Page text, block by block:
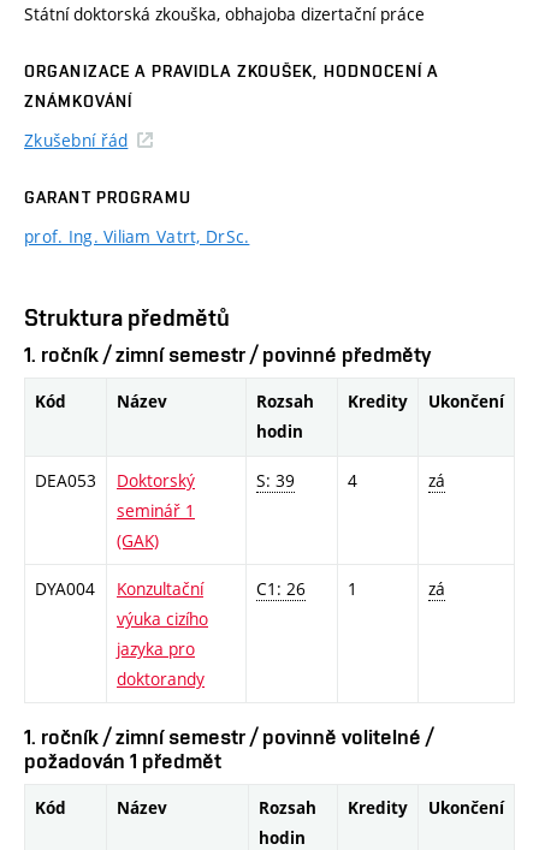
Státní doktorská zkouška, obhajoba dizertační práce
ORGANIZACE A PRAVIDLA ZKOUŠEK, HODNOCENÍ A
ZNÁMKOVÁNÍ
Zkušební řád
GARANT PROGRAMU
prof. Ing. Viliam Vatrt, DrSc.
Struktura předmětů
1. ročník / zimní semestr / povinné předměty
Kód Název
Rozsah
hodin
Kredity Ukončení
DEA053
Doktorský
seminář 1
(GAK)
S: 39 4 zá
DYA004
Konzultační
výuka cizího
jazyka pro
doktorandy
C1: 26 1 zá
1. ročník / zimní semestr / povinně volitelné /
požadován 1 předmět
Kód Název
Rozsah
hodin
Kredity Ukončení